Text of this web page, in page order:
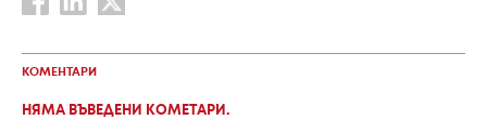
КОМЕНТАРИ
НЯМА ВЪВЕДЕНИ КОМЕТАРИ.